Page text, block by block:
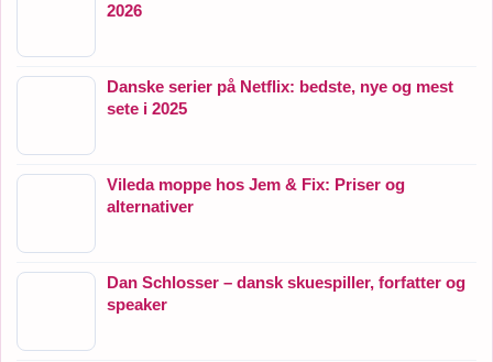
2026
Danske serier på Netflix: bedste, nye og mest
sete i 2025
Vileda moppe hos Jem & Fix: Priser og
alternativer
Dan Schlosser – dansk skuespiller, forfatter og
speaker